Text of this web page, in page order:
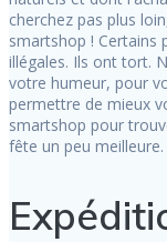
cherchez pas plus
smartshop ! Certains
illégales. Ils ont tort.
votre humeur, pour
permettre de mieux
smartshop pour
fête un peu meilleure.